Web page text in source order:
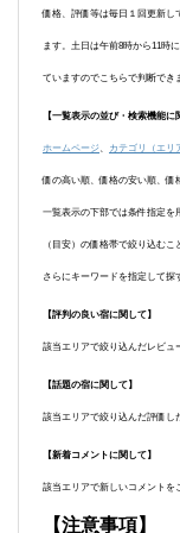
価格、評価等は毎日１回更新し
ます。土日は午前8時から11時
ていますのでこちらで判断でき
【一覧表示の並び・検索機能に
ホームページ カテゴリ（エリ
価の高い順、価格の安い順、価
一覧表示の下部では条件指定を
（目安）の価格帯で絞り込むこ
さらにキーワードを指定して探
【評判の良い宿に関して】
該当エリアで絞り込んだレビュ
【話題の宿に関して】
該当エリアで絞り込んだ評価し
【新着コメントに関して】
該当エリアで新しいコメントを
【注意事項】